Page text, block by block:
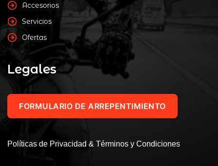
Accesorios
Servicios
Ofertas
Legales
FORMULARIO DE ARREPENTIMIENTO
Políticas de Privacidad & Términos y Condiciones